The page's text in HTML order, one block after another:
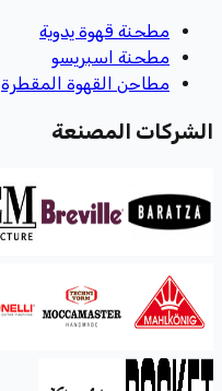
مطحنة قهوة يدوية
مطحنة اسبريسو
مطاحن القهوة المقطرة
الشركات المصنعة